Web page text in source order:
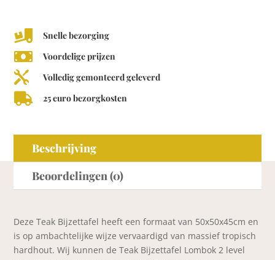
 Snelle bezorging
 Voordelige prijzen
 Volledig gemonteerd geleverd
 25 euro bezorgkosten
Beschrijving
Beoordelingen (0)
Deze Teak Bijzettafel heeft een formaat van 50x50x45cm en
is op ambachtelijke wijze vervaardigd van massief tropisch
hardhout. Wij kunnen de Teak Bijzettafel Lombok 2 level